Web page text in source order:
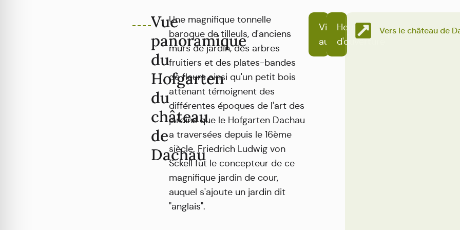
Vue
panoramique
du
Hofgarten
du
château
de
Dachau
Une magnifique tonnelle
baroque de tilleuls, d'anciens
murs de jardin, des arbres
fruitiers et des plates-bandes
de fleurs ainsi qu'un petit bois
attenant témoignent des
différentes époques de l'art des
jardins que le Hofgarten Dachau
a traversées depuis le 16ème
siècle. Friedrich Ludwig von
Sckell fut le concepteur de ce
magnifique jardin de cour,
auquel s'ajoute un jardin dit
"anglais".
Visite
audio
Heures
d'ouverture
Vers le château de